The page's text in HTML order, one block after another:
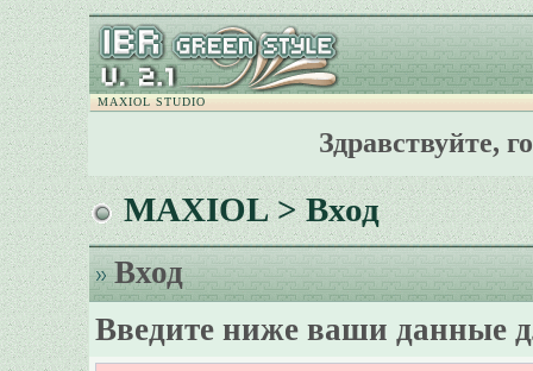
MAXIOL STUDIO
Здравствуйте,
MAXIOL> Вход
Вход
Введите ниже ваши данные